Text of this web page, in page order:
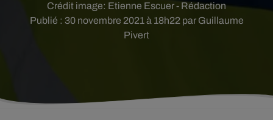
Publié : 30 novembre 2021 à 18h22 par Guillaume
Pivert
Crédit image: Etienne Escuer - Rédaction